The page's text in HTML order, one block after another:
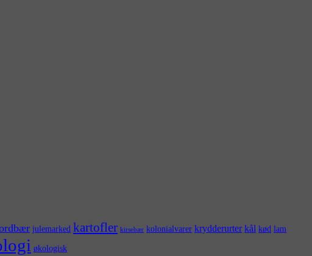
julemarked kartofler kirsebær kolonialvarer krydderurter kål kød lam
økologisk